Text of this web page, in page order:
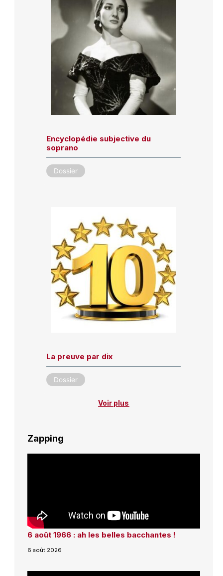
Encyclopédie subjective du
soprano
Dossier
La preuve par dix
Dossier
Voir plus
Zapping
6 août 1966 : ah les belles bacchantes !
6 août 2026